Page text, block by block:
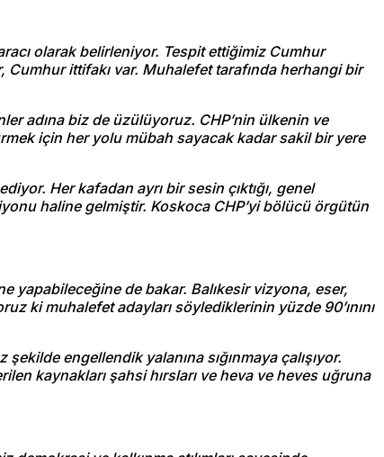
olarak belirleniyor. Tespit ettiğimiz Cumhur
Cumhur ittifakı var. Muhalefet tarafında herhangi bir
adına biz de üzülüyoruz. CHP’nin ülkenin ve
için her yolu mübah sayacak kadar sakil bir yere
Her kafadan ayrı bir sesin çıktığı, genel
haline gelmiştir. Koskoca CHP’yi bölücü örgütün
yapabileceğine de bakar. Balıkesir vizyona, eser,
ki muhalefet adayları söylediklerinin yüzde 90’ınını
engellendik yalanına sığınmaya çalışıyor.
kaynakları şahsi hırsları ve heva ve heves uğruna